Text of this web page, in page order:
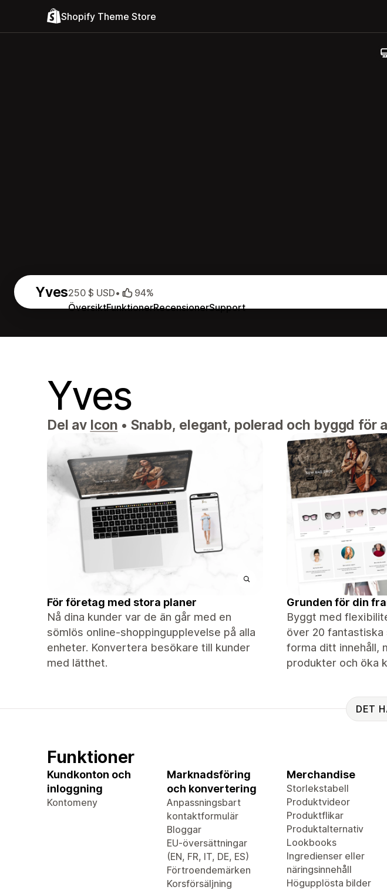
Shopify Theme Store
Yves
ÖversiktFunktionerRecensionerSupport
250 $ USD• 94%
Yves
Del av Icon • Snabb, elegant, polerad och byggd för
För företag med stora planer
Nå dina kunder var de än går med en
sömlös online-shoppingupplevelse på alla
enheter. Konvertera besökare till kunder
med lätthet.
Grunden för din
Byggt med
över 20
forma ditt innehåll,
produkter och öka
DET
Funktioner
Kundkonton och
inloggning
Kontomeny
Marknadsföring
och konvertering
Anpassningsbart
kontaktformulär
Bloggar
EU-översättningar
(EN, FR, IT, DE, ES)
Förtroendemärken
Korsförsäljning
Merchandise
Storlekstabell
Produktvideor
Produktflikar
Produktalternativ
Lookbooks
Ingredienser eller
näringsinnehåll
Högupplösta bilder